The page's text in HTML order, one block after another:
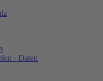
- Daten